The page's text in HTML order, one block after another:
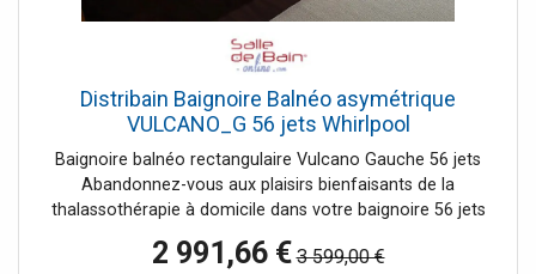
Distribain Baignoire Balnéo asymétrique
VULCANO_G 56 jets Whirlpool
Baignoire balnéo rectangulaire Vulcano Gauche 56 jets
Abandonnez-vous aux plaisirs bienfaisants de la
thalassothérapie à domicile dans votre baignoire 56 jets
bain pour satisfaire vos envies d'évasion dans le monde
2 991,66 € 3 599,00 €